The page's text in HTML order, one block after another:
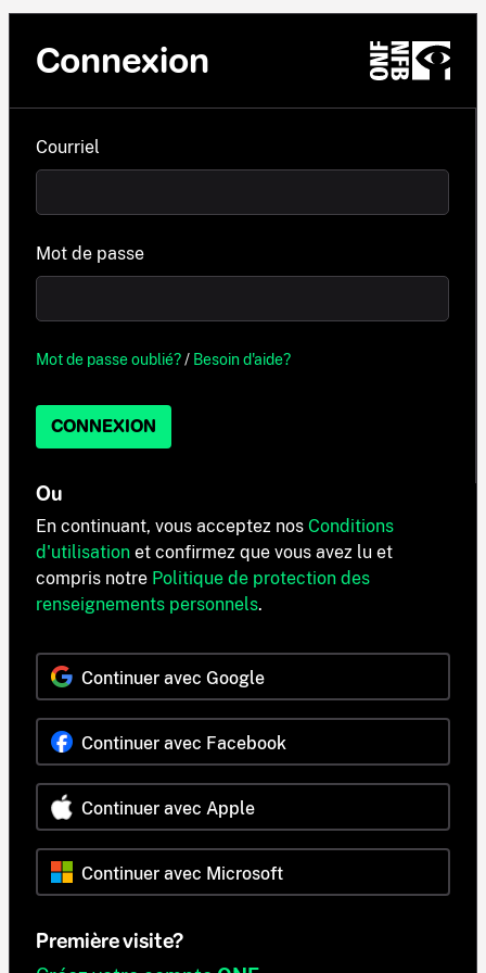
Connexion
Courriel
Mot de passe
Mot de passe oublié?/ Besoin d'aide?
CONNEXION
Ou
En continuant, vous acceptez nos Conditions
d'utilisation et confirmez que vous avez lu et
compris notre Politique de protection des
renseignements personnels.
Continuer avec Google
Continuer avec Facebook
Continuer avec Apple
Continuer avec Microsoft
Première visite?